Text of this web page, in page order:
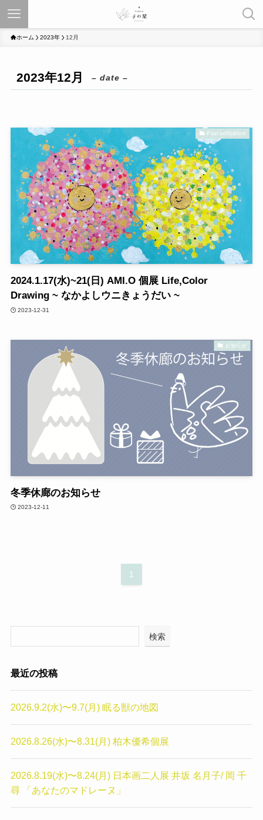
ホーム 2023年 12月
2023年12月 – date –
Past exhibitions
2024.1.17(水)~21(日) AMI.O 個展 Life,Color
Drawing ~ なかよしウニきょうだい ~
2023-12-31
お知らせ
冬季休廊のお知らせ
2023-12-11
1
検索
最近の投稿
2026.9.2(水)〜9.7(月) 眠る獣の地図
2026.8.26(水)〜8.31(月) 柏木優希個展
2026.8.19(水)〜8.24(月) 日本画二人展 井坂 名月子/ 岡 千
尋 「あなたのマドレーヌ」